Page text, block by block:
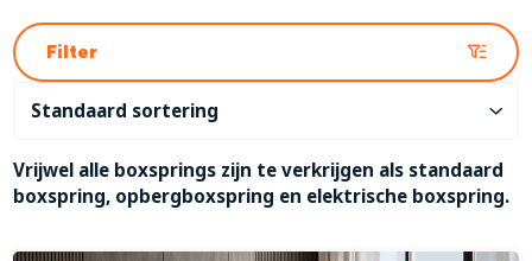
Filter
Vrijwel alle boxsprings zijn te verkrijgen als standaard
boxspring, opbergboxspring en elektrische boxspring.